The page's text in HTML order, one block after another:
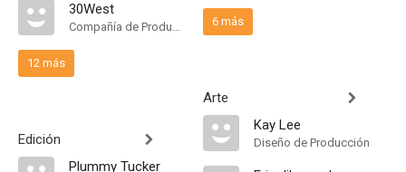
30West
Compañía de Produccion
12 más
Edición
Plummy Tucker
6 más
Arte
Kay Lee
Diseño de Producción